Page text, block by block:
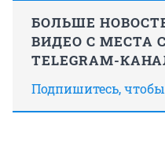
БОЛЬШЕ
ВИДЕО С МЕСТА
TELEGRAM-
Подпишитесь,